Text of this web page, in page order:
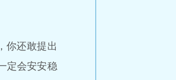
你还敢提出
定会安安稳